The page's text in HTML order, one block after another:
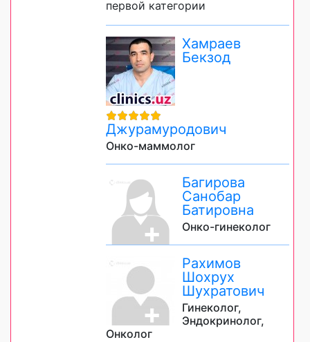
первой категории
Хамраев
Бекзод
Джурамуродович
Онко-маммолог
Багирова
Санобар
Батировна
Онко-гинеколог
Рахимов
Шохрух
Шухратович
Гинеколог,
Эндокринолог,
Онколог